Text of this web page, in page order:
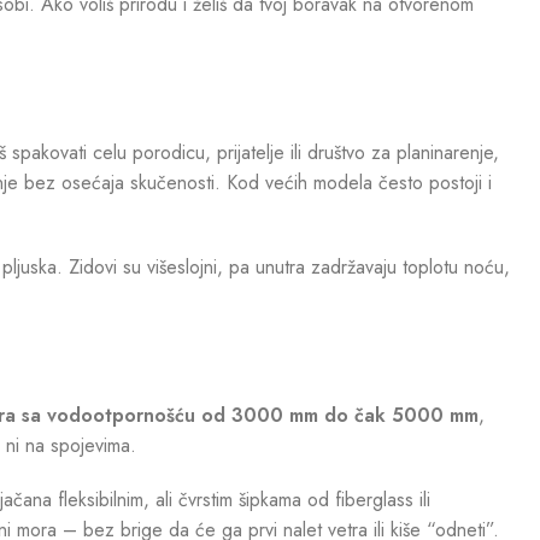
celu porodicu, prijatelje ili društvo za planinarenje,
bez osećaja skučenosti. Kod većih modela često postoji i
Zidovi su višeslojni, pa unutra zadržavaju toplotu noću,
sa vodootpornošću od 3000 mm do čak 5000 mm,
na spojevima.
fleksibilnim, ali čvrstim šipkama od fiberglass ili
mora – bez brige da će ga prvi nalet vetra ili kiše “odneti”.